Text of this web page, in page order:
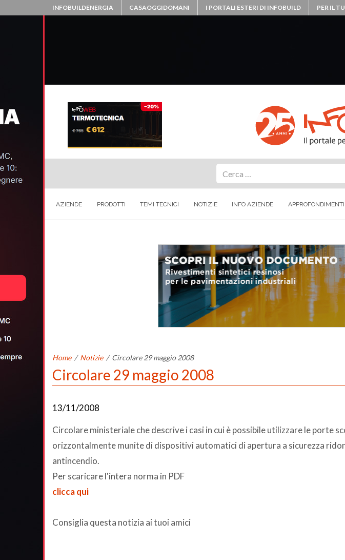
INFOBUILDENERGIA CASAOGGIDOMANI I PORTALI ESTERI DI INFOBUILD PER IL
AZIENDE PRODOTTI TEMI TECNICI NOTIZIE INFO AZIENDE APPROFONDIMENTI
Home / Notizie / Circolare 29 maggio 2008
Circolare 29 maggio 2008
13/11/2008
Circolare ministeriale che descrive i casi in cui è possibile utilizzare le porte
orizzontalmente munite di dispositivi automatici di apertura a sicurezza
antincendio.
Per scaricare l'intera norma in PDF
clicca qui
Consiglia questa notizia ai tuoi amici